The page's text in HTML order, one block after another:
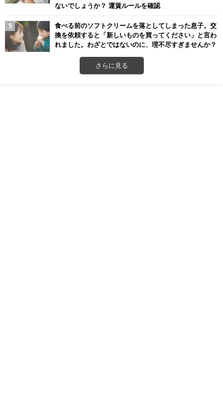
ないでしょうか？ 運賃ルールを確認
食べる前のソフトクリームを落としてしまった息子。交
換を依頼すると「新しいものを買ってください」と言わ
れました。わざとではないのに、理不尽すぎませんか？
さらに見る